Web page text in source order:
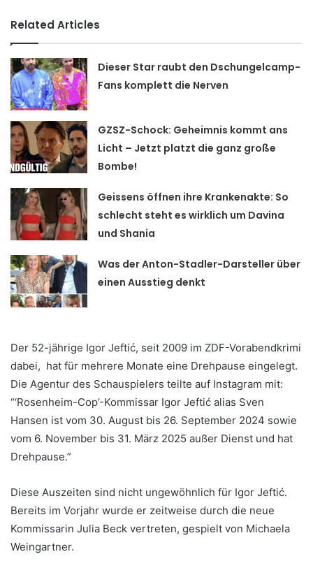
Related Articles
Dieser Star raubt den Dschungelcamp-
Fans komplett die Nerven
GZSZ-Schock: Geheimnis kommt ans
Licht – Jetzt platzt die ganz große
Bombe!
Geissens öffnen ihre Krankenakte: So
schlecht steht es wirklich um Davina
und Shania
Was der Anton-Stadler-Darsteller über
einen Ausstieg denkt
Der 52-jährige Igor Jeftić, seit 2009 im ZDF-Vorabendkrimi
dabei, hat für mehrere Monate eine Drehpause eingelegt.
Die Agentur des Schauspielers teilte auf Instagram mit:
“‘Rosenheim-Cop’-Kommissar Igor Jeftić alias Sven
Hansen ist vom 30. August bis 26. September 2024 sowie
vom 6. November bis 31. März 2025 außer Dienst und hat
Drehpause.”
Diese Auszeiten sind nicht ungewöhnlich für Igor Jeftić.
Bereits im Vorjahr wurde er zeitweise durch die neue
Kommissarin Julia Beck vertreten, gespielt von Michaela
Weingartner.